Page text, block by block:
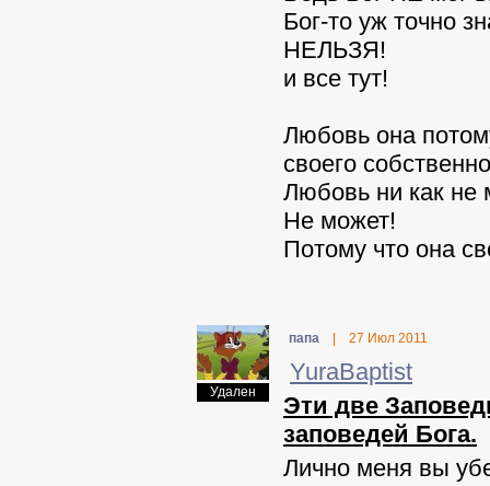
Бог-то уж точно
НЕЛЬЗЯ!
и все тут!
Любовь она
своего
Любовь ни как не
Не может!
Потому что она
Удален
папа 27 Июл 2011
YuraBaptist
Эти две
заповедей Бога.
Лично меня вы